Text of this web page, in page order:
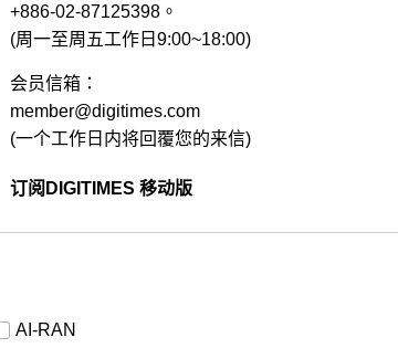
+886-02-87125398。
(周一至周五工作日9:00~18:00)
会员信箱：
member@digitimes.com
(一个工作日内将回覆您的来信)
订阅DIGITIMES 移动版
AI-RAN